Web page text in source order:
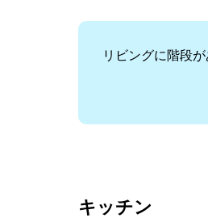
リビングに階段
キッチン